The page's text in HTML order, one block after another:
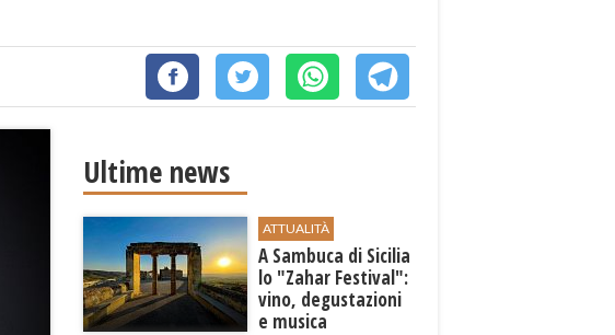
Ultime news
ATTUALITÀ
A Sambuca di Sicilia
lo "Zahar Festival":
vino, degustazioni
e musica